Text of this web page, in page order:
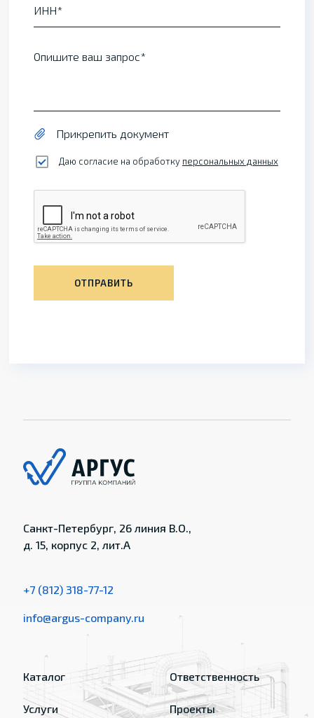
ИНН
Опишите ваш запрос
Прикрепить документ
Даю согласие на обработку персональных данных
ОТПРАВИТЬ
Санкт-Петербург, 26 линия В.О.,
д. 15, корпус 2, лит.А
+7 (812) 318-77-12
info@argus-company.ru
Каталог
Услуги
Ответственность
Проекты